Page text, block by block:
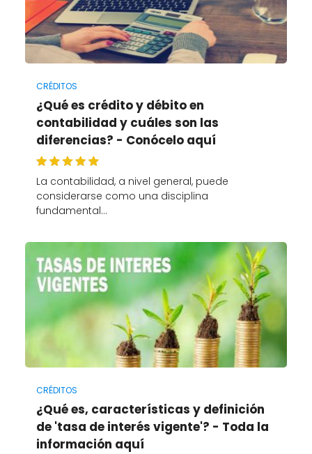
CRÉDITOS
¿Qué es crédito y débito en
contabilidad y cuáles son las
diferencias? - Conócelo aquí
La contabilidad, a nivel general, puede
considerarse como una disciplina
fundamental…
CRÉDITOS
¿Qué es, características y definición
de 'tasa de interés vigente'? - Toda la
información aquí